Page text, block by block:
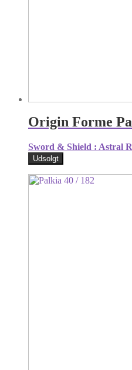
Origin Forme
Sword & Shield : Astral
Udsolgt